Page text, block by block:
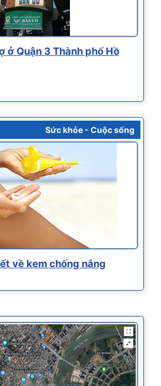
ở Quận 3 Thành phố Hồ
Sức khỏe - Cuộc sống
về kem chống nắng